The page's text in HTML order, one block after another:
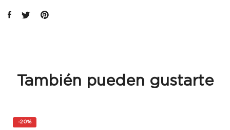
También pueden gustarte
-20%